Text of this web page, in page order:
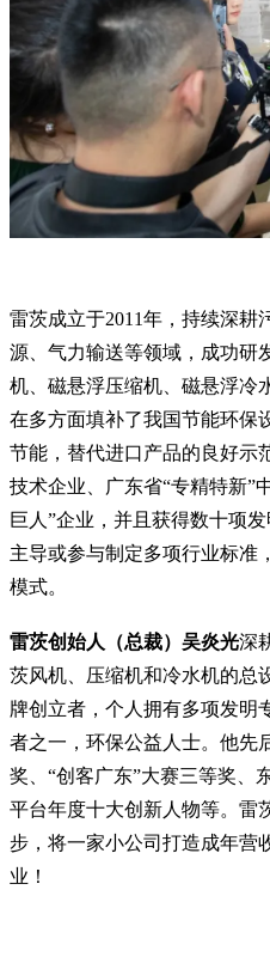
雷茨成立于2011年，持续深耕
源、气力输送等领域，成功研
机、磁悬浮压缩机、磁悬浮冷
在多方面填补了我国节能环保
节能，替代进口产品的良好
技术企业、广东省“专精特新”
巨人”企业，并且获得数十项
主导或参与制定多项行业标准
模式。
雷茨创始人（总裁）吴炎光深
茨风机、压缩机和冷水机的总
牌创立者，个人拥有多项发明
者之一，环保公益人士。他先
奖、“创客广东”大赛三等奖、
平台年度十大创新人物等。雷
步，将一家小公司打造成年营
业！